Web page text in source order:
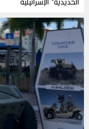
الحديدية” الإسرائيلية